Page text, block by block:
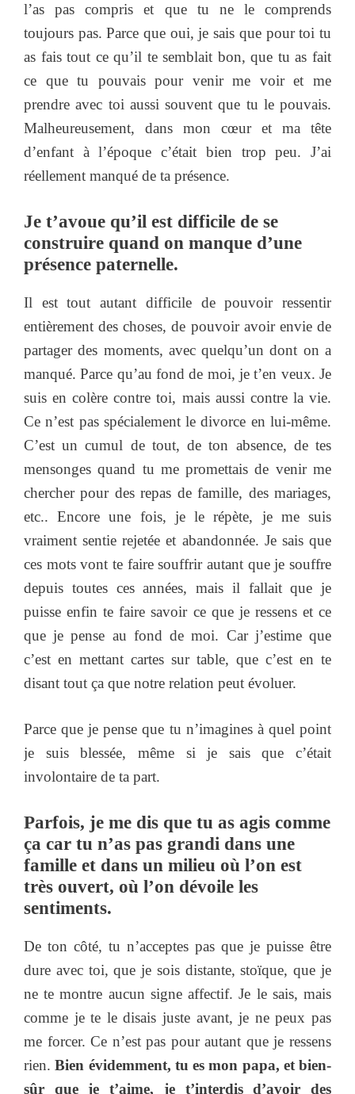
l’as pas compris et que tu ne le comprends
toujours pas. Parce que oui, je sais que pour toi tu
as fais tout ce qu’il te semblait bon, que tu as fait
ce que tu pouvais pour venir me voir et me
prendre avec toi aussi souvent que tu le pouvais.
Malheureusement, dans mon cœur et ma tête
d’enfant à l’époque c’était bien trop peu. J’ai
réellement manqué de ta présence.
Je t’avoue qu’il est difficile de se
construire quand on manque d’une
présence paternelle.
Il est tout autant difficile de pouvoir ressentir
entièrement des choses, de pouvoir avoir envie de
partager des moments, avec quelqu’un dont on a
manqué. Parce qu’au fond de moi, je t’en veux. Je
suis en colère contre toi, mais aussi contre la vie.
Ce n’est pas spécialement le divorce en lui-même.
C’est un cumul de tout, de ton absence, de tes
mensonges quand tu me promettais de venir me
chercher pour des repas de famille, des mariages,
etc.. Encore une fois, je le répète, je me suis
vraiment sentie rejetée et abandonnée. Je sais que
ces mots vont te faire souffrir autant que je souffre
depuis toutes ces années, mais il fallait que je
puisse enfin te faire savoir ce que je ressens et ce
que je pense au fond de moi. Car j’estime que
c’est en mettant cartes sur table, que c’est en te
disant tout ça que notre relation peut évoluer.
Parce que je pense que tu n’imagines à quel point
je suis blessée, même si je sais que c’était
involontaire de ta part.
Parfois, je me dis que tu as agis comme
ça car tu n’as pas grandi dans une
famille et dans un milieu où l’on est
très ouvert, où l’on dévoile les
sentiments.
De ton côté, tu n’acceptes pas que je puisse être
dure avec toi, que je sois distante, stoïque, que je
ne te montre aucun signe affectif. Je le sais, mais
comme je te le disais juste avant, je ne peux pas
me forcer. Ce n’est pas pour autant que je ressens
rien.Bien évidemment, tu es mon papa, et bien-
sûr que je t’aime, je t’interdis d’avoir des